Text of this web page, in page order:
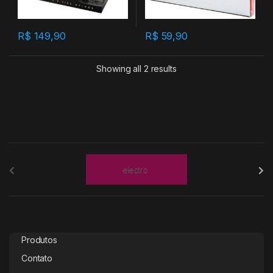
R$ 149,90 R$ 59,90
Showing all 2 results
Produtos
Contato